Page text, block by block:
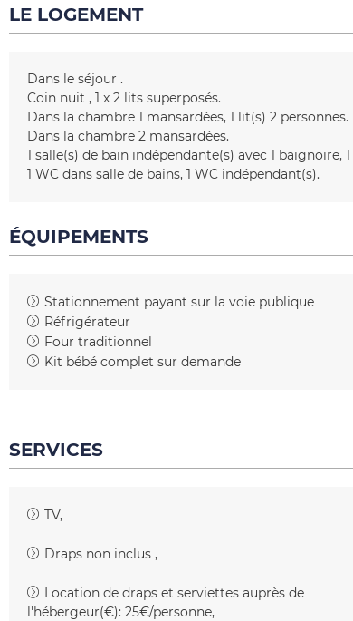
LE LOGEMENT
Dans le séjour
Coin nuit
1 x 2 lits superposés
Dans la chambre 1 mansardées 1 lit(s) 2 personnes
Dans la chambre 2 mansardées
1 salle(s) de bain indépendante(s) avec 1 baignoire 1
1 WC dans salle de bains 1 WC indépendant(s)
ÉQUIPEMENTS
Stationnement payant sur la voie publique
Réfrigérateur
Four traditionnel
Kit bébé complet sur demande
SERVICES
TV
Draps non inclus
Location de draps et serviettes auprès de
l'hébergeur(€): 25€/personne